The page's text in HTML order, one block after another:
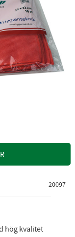
20097
hög kvalitet